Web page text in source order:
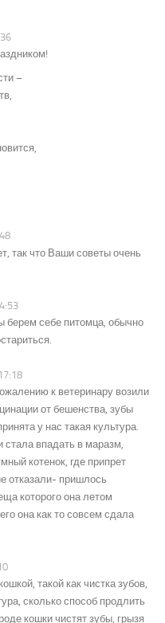
–
так что Ваши советы очень
берем себе питомца, обычно
к ветеринару возили
от бешенства, зубы
у нас такая культура.
впадать в маразм,
котенок, где припрет
отказали- пришлось
которого она летом
она как то совсем сдала
такой как чистка зубов,
сколько способ продлить
кошки чистят зубы, грызя